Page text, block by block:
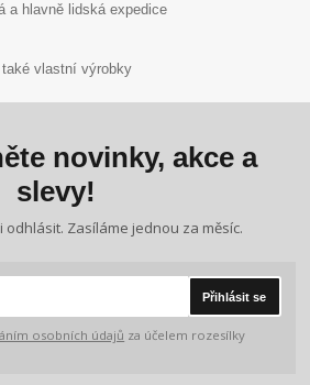
a hlavně lidská expedice
vlastní výrobky
novinky, akce a
slevy!
odhlásit. Zasíláme jednou za měsíc.
Přihlásit se
osobních údajů za účelem rozesílky